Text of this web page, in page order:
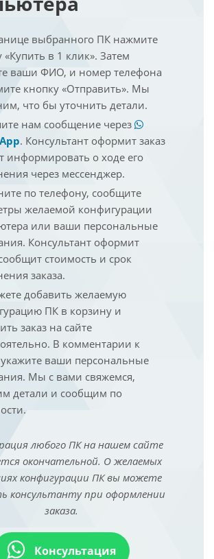
выбранного ПК нажмите
«Купить в 1 клик». Затем
ваши ФИО, и номер телефона
кнопку «Отправить». Мы
что бы уточнить детали.
нам сообщение через
. Консультант оформит заказ
информировать о ходе его
через мессенджер.
по телефону, сообщите
желаемой конфигурации
или ваши персональные
Консультант оформит
стоимость и срок
заказа.
добавить желаемую
ПК в корзину и
заказ на сайте
В комментарии к
укажите ваши персональные
Мы с вами свяжемся,
детали и сообщим по
любого ПК на нашем сайте
окончательной. О желаемых
конфигурации ПК вы можете
консультанту при оформлении
заказа.
Консультация